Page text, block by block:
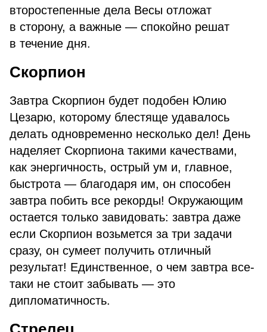
второстепенные дела Весы отложат
в сторону, а важные — спокойно решат
в течение дня.
Скорпион
Завтра Скорпион будет подобен Юлию
Цезарю, которому блестяще удавалось
делать одновременно несколько дел! День
наделяет Скорпиона такими качествами,
как энергичность, острый ум и, главное,
быстрота — благодаря им, он способен
завтра побить все рекорды! Окружающим
остается только завидовать: завтра даже
если Скорпион возьмется за три задачи
сразу, он сумеет получить отличный
результат! Единственное, о чем завтра все-
таки не стоит забывать — это
дипломатичность.